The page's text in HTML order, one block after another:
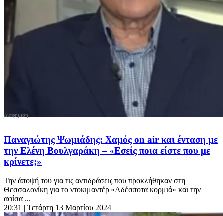
Παναγιώτης Ψωμιάδης: Χαμός on air και ένταση με
την Ελένη Βουλγαράκη – «Εσείς ποια είστε που με
κρίνετε;»
Την άποψή του για τις αντιδράσεις που προκλήθηκαν στη
Θεσσαλονίκη για το ντοκιμαντέρ «Αδέσποτα κορμιά» και την
αφίσα ...
20:31 | Τετάρτη 13 Μαρτίου 2024